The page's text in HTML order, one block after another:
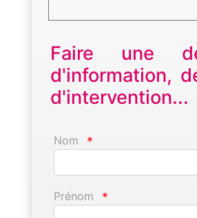
Faire une
d'information,
d'intervention...
Nom *
Prénom *